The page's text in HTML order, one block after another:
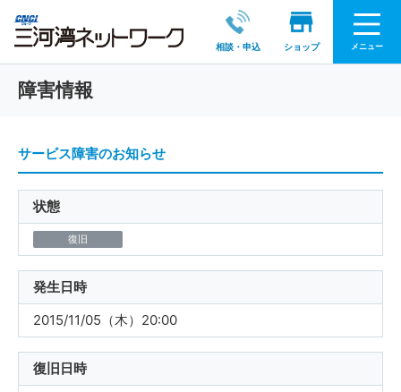
相談・申込 ショップ メニュー
障害情報
サービス障害のお知らせ
状態
復旧
発生日時
2015/11/05（木）20:00
復旧日時